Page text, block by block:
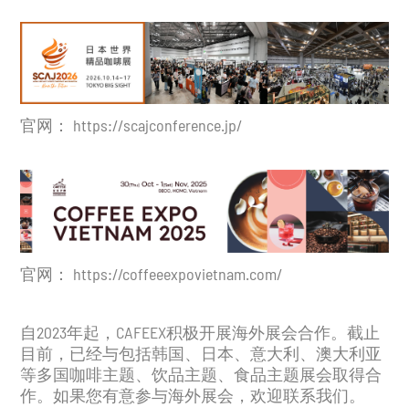
官网： https://scajconference.jp/
官网： https://coffeeexpovietnam.com/
自2023年起，CAFEEX积极开展海外展会合作。截止
目前，已经与包括韩国、日本、意大利、澳大利亚
等多国咖啡主题、饮品主题、食品主题展会取得合
作。如果您有意参与海外展会，欢迎联系我们。